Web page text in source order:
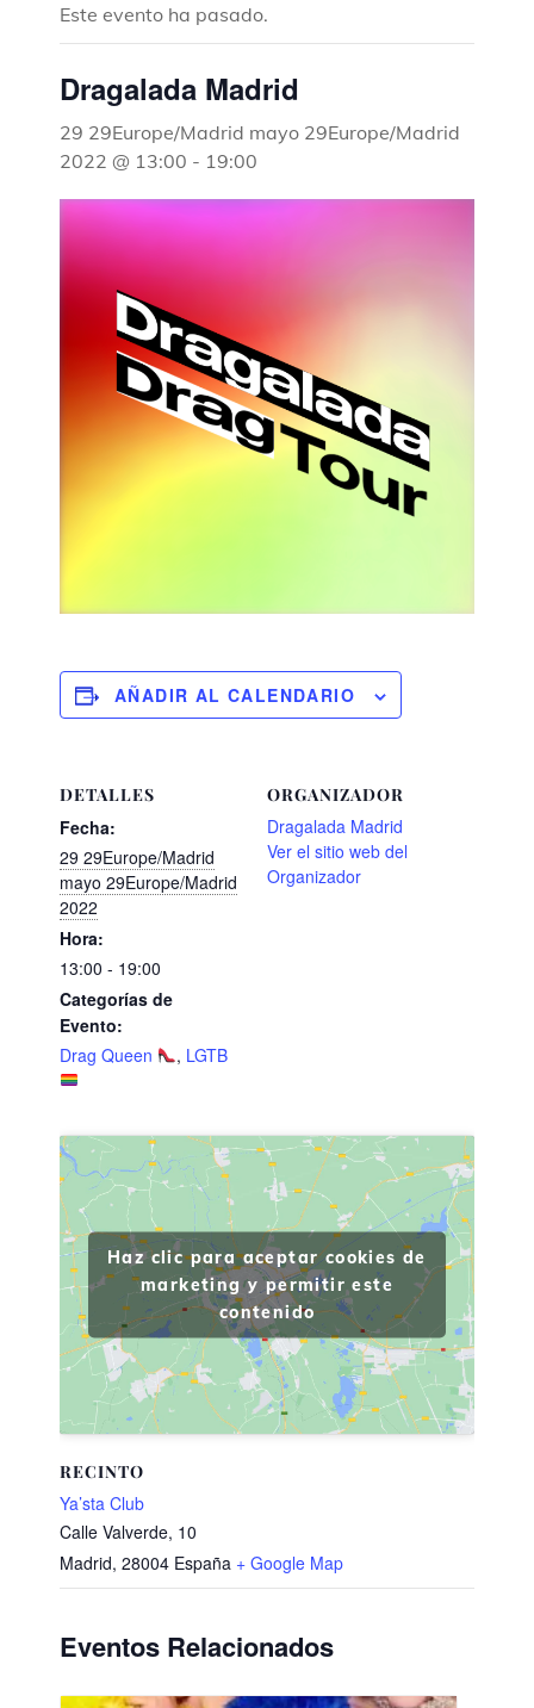
Este evento ha pasado.
Dragalada Madrid
29 29Europe/Madrid mayo 29Europe/Madrid
2022 @ 13:00 - 19:00
AÑADIR AL CALENDARIO
DETALLES
Fecha:
29 29Europe/Madrid
mayo 29Europe/Madrid
2022
Hora:
13:00 - 19:00
Categorías de
Evento:
Drag Queen
, LGTB
ORGANIZADOR
Dragalada Madrid
Ver el sitio web del
Organizador
RECINTO
Ya’sta Club
Calle Valverde, 10
Madrid, 28004 España + Google Map
Haz clic para aceptar cookies de
marketing y permitir este
contenido
Eventos Relacionados